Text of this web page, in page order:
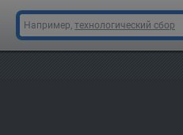
Например, технологический сбор